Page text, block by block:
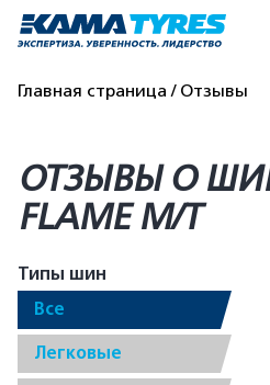
Главная страница Отзывы
ОТЗЫВЫ О
FLAME M/T
Типы шин
Все
Легковые